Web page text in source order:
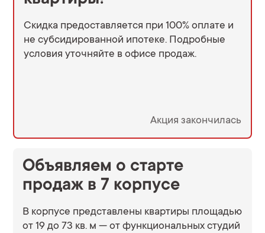
Скидка предоставляется при 100% оплате и
не субсидированной ипотеке. Подробные
условия уточняйте в офисе продаж.
Акция закончилась
Объявляем о старте
продаж в 7 корпусе
В корпусе представлены квартиры площадью
от 19 до 73 кв. м — от функциональных студий